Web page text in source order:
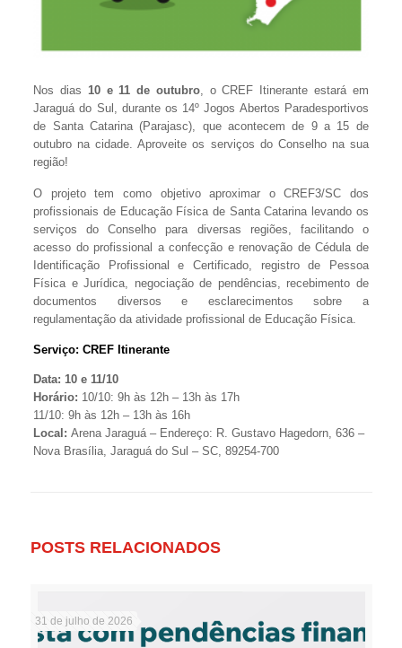
Nos dias 10 e 11 de outubro, o CREF Itinerante estará em
Jaraguá do Sul, durante os 14º Jogos Abertos Paradesportivos
de Santa Catarina (Parajasc), que acontecem de 9 a 15 de
outubro na cidade. Aproveite os serviços do Conselho na sua
região!
O projeto tem como objetivo aproximar o CREF3/SC dos
profissionais de Educação Física de Santa Catarina levando os
serviços do Conselho para diversas regiões, facilitando o
acesso do profissional a confecção e renovação de Cédula de
Identificação Profissional e Certificado, registro de Pessoa
Física e Jurídica, negociação de pendências, recebimento de
documentos diversos e esclarecimentos sobre a
regulamentação da atividade profissional de Educação Física.
Serviço: CREF Itinerante
Data: 10 e 11/10
Horário: 10/10: 9h às 12h – 13h às 17h
11/10: 9h às 12h – 13h às 16h
Local: Arena Jaraguá – Endereço: R. Gustavo Hagedorn, 636 –
Nova Brasília, Jaraguá do Sul – SC, 89254-700
POSTS RELACIONADOS
31 de julho de 2026